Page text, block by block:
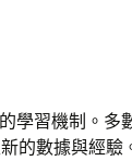
學習機制。多
的數據與經驗